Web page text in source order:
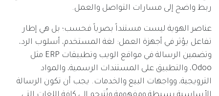
ربط واضح إلى مسارات التواصل والعمل.
عناصر الهوية ليست مستنداً بصرياً فحسب؛ بل هي إطار
تفاعل يؤثر في أجهزة العمل: لغة المستخدم، أسلوب الرد،
وتضمين الرسالة في مواقع الويب وتطبيقات ERP مثل
Odoo، والتطبيق على المستندات الرسمية، والمواد
الترويجية، وواجهات البيع والخدمات. يجب أن تكون الرسالة